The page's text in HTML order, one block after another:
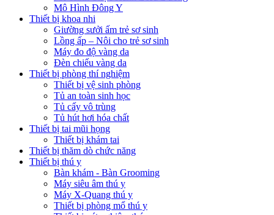
Mô Hình Đông Y
Thiết bị khoa nhi
Giường sưởi ấm trẻ sơ sinh
Lồng ấp – Nôi cho trẻ sơ sinh
Máy đo độ vàng da
Đèn chiếu vàng da
Thiết bị phòng thí nghiệm
Thiết bị vệ sinh phòng
Tủ an toàn sinh học
Tủ cấy vô trùng
Tủ hút hơi hóa chất
Thiết bị tai mũi họng
Thiết bị khám tai
Thiết bị thăm dò chức năng
Thiết bị thú y
Bàn khám - Bàn Grooming
Máy siêu âm thú y
Máy X-Quang thú y
Thiết bị phòng mổ thú y